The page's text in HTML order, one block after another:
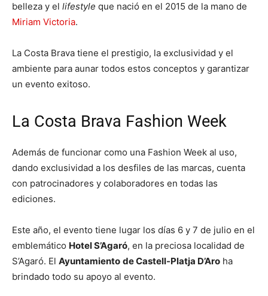
belleza y el lifestyle que nació en el 2015 de la mano de
Miriam Victoria.
La Costa Brava tiene el prestigio, la exclusividad y el
ambiente para aunar todos estos conceptos y garantizar
un evento exitoso.
La Costa Brava Fashion Week
Además de funcionar como una Fashion Week al uso,
dando exclusividad a los desfiles de las marcas, cuenta
con patrocinadores y colaboradores en todas las
ediciones.
Este año, el evento tiene lugar los días 6 y 7 de julio en el
emblemático Hotel S’Agaró, en la preciosa localidad de
S’Agaró. El Ayuntamiento de Castell-Platja D’Aro ha
brindado todo su apoyo al evento.